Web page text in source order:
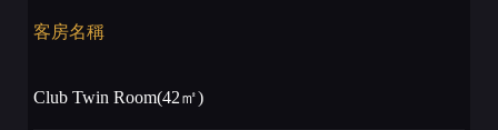
客房名稱
Club Twin Room(42㎡)